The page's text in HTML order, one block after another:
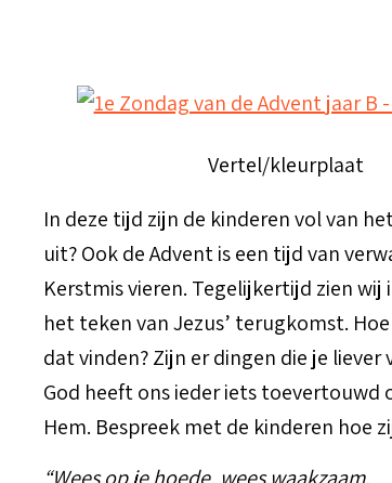
Vertel/kleurplaat
In deze tijd zijn de kinderen vol van
uit? Ook de Advent is een tijd van
Kerstmis vieren. Tegelijkertijd zien
het teken van Jezus’ terugkomst.
dat vinden? Zijn er dingen die je
God heeft ons ieder iets toevertouwd
Hem. Bespreek met de kinderen hoe